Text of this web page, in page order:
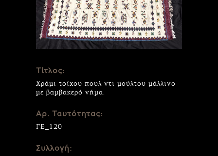
Τίτλος:
Χράμι τοίχου πουλ ντι μούλτου μάλλινο
με βαμβακερό νήμα.
Αρ. Ταυτότητας:
ΓΕ_120
Συλλογή: